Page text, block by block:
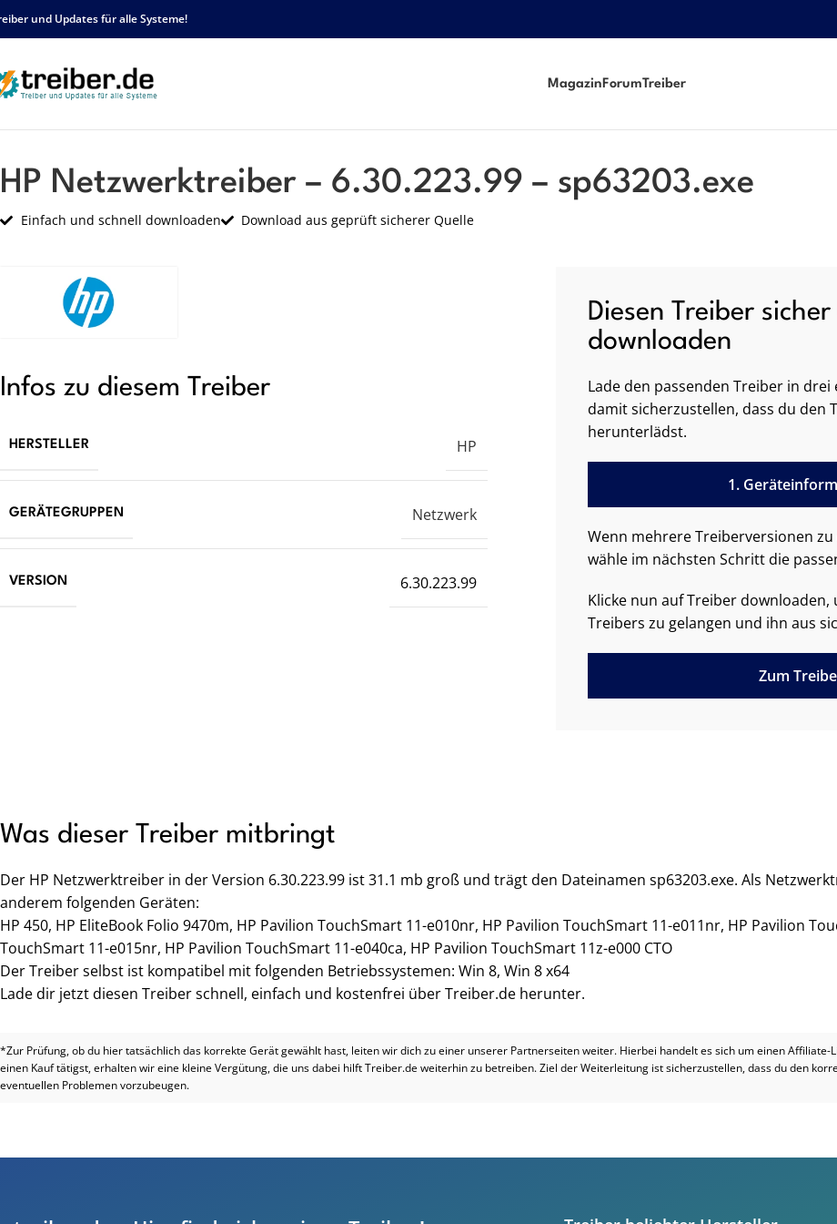
und Updates für alle Systeme!
Magazin ForumTreiber
HP Netzwerktreiber – 6.30.223.99 – sp63203.exe
Einfach und schnell downloaden Download aus geprüft sicherer Quelle
Infos zu diesem Treiber
HERSTELLER HP
GERÄTEGRUPPEN Netzwerk
VERSION 6.30.223.99
Diesen Treiber
downloaden
Lade den passenden Treiber in
damit sicherzustellen, dass du den
herunterlädst.
1.
Wenn mehrere Treiberversionen
wähle im nächsten Schritt die
Klicke nun auf Treiber
Treibers zu gelangen und ihn aus
Zum
Was dieser Treiber mitbringt
Der HP Netzwerktreiber in der Version 6.30.223.99 ist 31.1 mb groß und trägt den Dateinamen sp63203.exe. Als
anderem folgenden Geräten:
HP 450, HP EliteBook Folio 9470m, HP Pavilion TouchSmart 11-e010nr, HP Pavilion TouchSmart 11-e011nr, HP Pavilion
TouchSmart 11-e015nr, HP Pavilion TouchSmart 11-e040ca, HP Pavilion TouchSmart 11z-e000 CTO
Der Treiber selbst ist kompatibel mit folgenden Betriebssystemen: Win 8, Win 8 x64
Lade dir jetzt diesen Treiber schnell, einfach und kostenfrei über Treiber.de herunter.
*Zur Prüfung, ob du hier tatsächlich das korrekte Gerät gewählt hast, leiten wir dich zu einer unserer Partnerseiten weiter. Hierbei handelt es sich um einen Affiliate-
einen Kauf tätigst, erhalten wir eine kleine Vergütung, die uns dabei hilft Treiber.de weiterhin zu betreiben. Ziel der Weiterleitung ist sicherzustellen, dass du den
eventuellen Problemen vorzubeugen.